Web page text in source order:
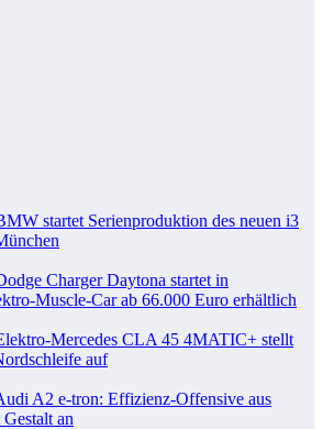
startet Serienproduktion des neuen i3
Charger Daytona startet in
Muscle-Car ab 66.000 Euro erhältlich
Mercedes CLA 45 4MATIC+ stellt
auf
A2 e-tron: Effizienz-Offensive aus
an